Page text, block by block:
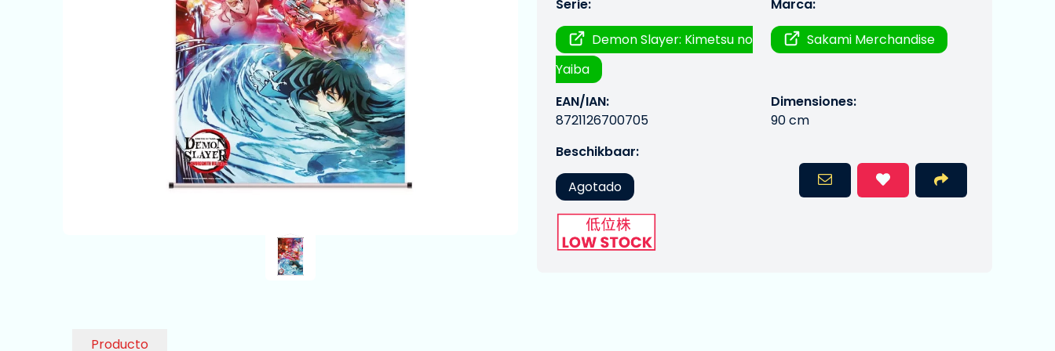
Serie:
Demon Slayer: Kimetsu no
Yaiba
Marca:
Sakami Merchandise
EAN/IAN:
8721126700705
Dimensiones:
90 cm
Beschikbaar:
Agotado
Producto